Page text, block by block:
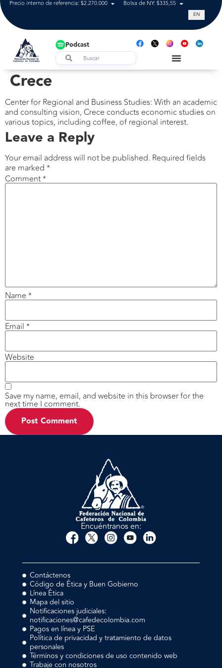
Precio interno de referencia: $2.270.000 Bolsa de NY: $335,55 Tasa de
EN
Podcast
Crece
Center for Regional and Business Studies: With an academic
and consulting vision, Crece conducts economic studies on
various topics, including coffee, of regional interest.
Leave a Reply
Your email address will not be published. Required fields
are marked *
Comment*
Name *
Email *
Website
Save my name, email, and website in this browser for the
next time I comment.
Encuéntranos en:
Contáctenos
Código de Ética y Buen Gobierno
Línea Ética
Mapa del sitio
Notificaciones judiciales:
notificaciones@cafedecolombia.com
Pagos en línea y PSE
Política de privacidad y tratamiento de datos
personales
Términos y condiciones de uso contenido web
Trabaje con nosotros